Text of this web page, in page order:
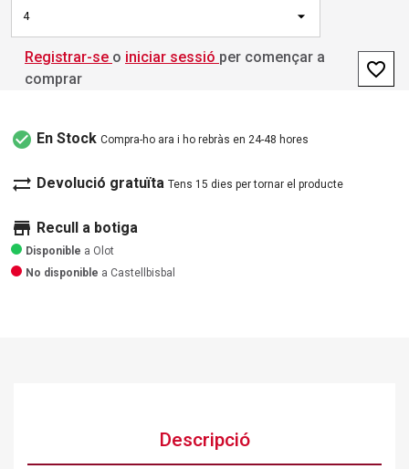
4
Registrar-se o iniciar sessió per començar a
comprar
favorite_border
check_circle En Stock Compra-ho ara i ho rebràs en 24-48 hores
sync_alt Devolució gratuïta Tens 15 dies per tornar el producte
store Recull a botiga
Disponible a Olot
No disponible a Castellbisbal
Descripció